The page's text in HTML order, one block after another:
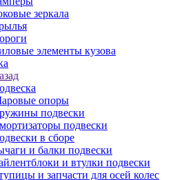
зеркала
элементы кузова
опоры
подвески
подвески
в сборе
и балки подвески
и втулки подвески
и запчасти для осей колес